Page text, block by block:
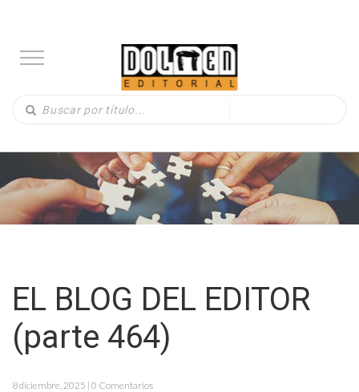
EL BLOG DEL EDITOR
(parte 464)
8 diciembre, 2025 | 0 Comentarios